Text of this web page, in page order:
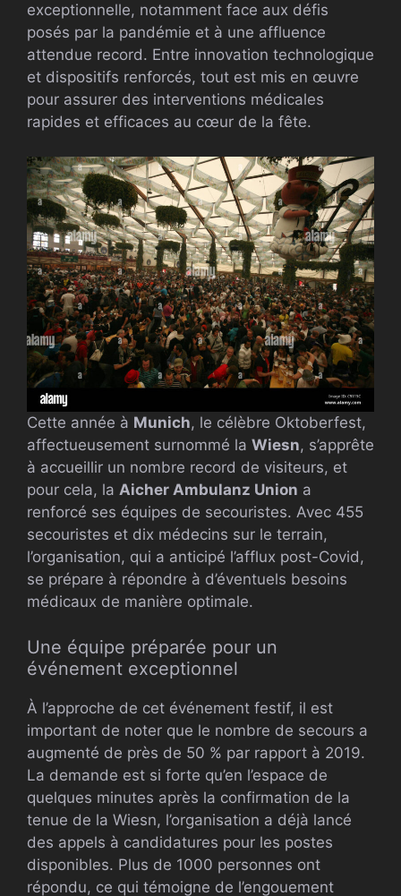
exceptionnelle, notamment face aux défis
posés par la pandémie et à une affluence
attendue record. Entre innovation technologique
et dispositifs renforcés, tout est mis en œuvre
pour assurer des interventions médicales
rapides et efficaces au cœur de la fête.
Cette année à Munich, le célèbre Oktoberfest,
affectueusement surnommé la Wiesn, s’apprête
à accueillir un nombre record de visiteurs, et
pour cela, la Aicher Ambulanz Union a
renforcé ses équipes de secouristes. Avec 455
secouristes et dix médecins sur le terrain,
l’organisation, qui a anticipé l’afflux post-Covid,
se prépare à répondre à d’éventuels besoins
médicaux de manière optimale.
Une équipe préparée pour un
événement exceptionnel
À l’approche de cet événement festif, il est
important de noter que le nombre de secours a
augmenté de près de 50 % par rapport à 2019.
La demande est si forte qu’en l’espace de
quelques minutes après la confirmation de la
tenue de la Wiesn, l’organisation a déjà lancé
des appels à candidatures pour les postes
disponibles. Plus de 1000 personnes ont
répondu, ce qui témoigne de l’engouement